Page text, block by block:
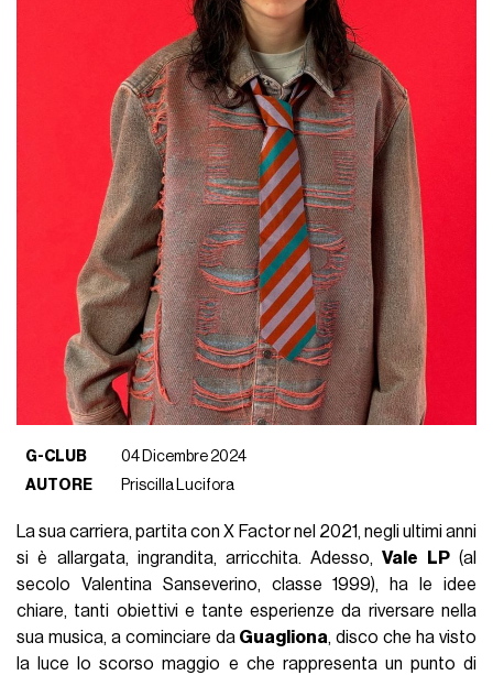
G-CLUB
04 Dicembre 2024
AUTORE
Priscilla Lucifora
La sua carriera, partita con X Factor nel 2021, negli ultimi anni
si è allargata, ingrandita, arricchita. Adesso,Vale LP(al
secolo Valentina Sanseverino, classe 1999), ha le idee
chiare, tanti obiettivi e tante esperienze da riversare nella
sua musica, a cominciare da Guagliona, disco che ha visto
la luce lo scorso maggio e che rappresenta un punto di